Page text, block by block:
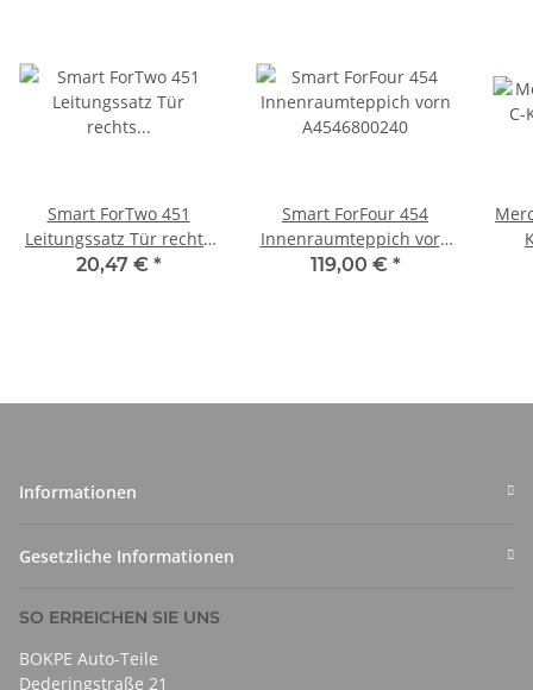
Smart ForTwo 451
Leitungssatz Tür rechts
Türkabelbaum
20,47 € *
Smart ForFour 454
Innenraumteppich vorn
A4546800240
119,00 € *
Informationen
Gesetzliche Informationen
SO ERREICHEN SIE UNS
BOKPE Auto-Teile
Dederingstraße 21